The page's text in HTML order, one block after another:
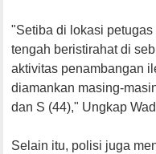
"Setiba di lokasi
tengah beristirahat di
aktivitas penambangan
diamankan masing-
dan S (44)," Ungkap
Selain itu, polisi juga